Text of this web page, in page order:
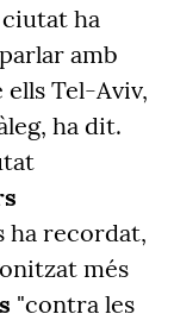
ciutat ha
amb
Tel-Aviv,
ha dit.
ha recordat,
més
"contra les